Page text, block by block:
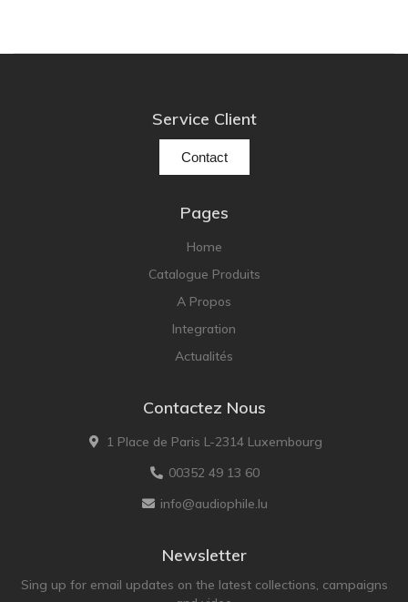
Service Client
Contact
Pages
Home
Catalogue Produits
A Propos
Integration
Actualités
Contactez Nous
1 Place de Paris L-2314 Luxembourg
00352 49 13 60
info@audiophile.lu
Newsletter
Sing up for email updates on the latest collections, campaigns